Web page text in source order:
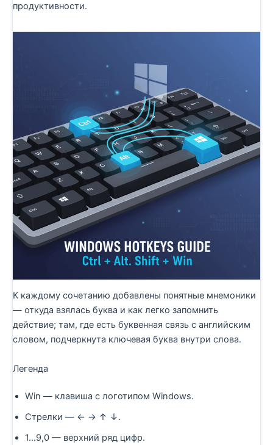
продуктивности.
К каждому сочетанию добавлены понятные мнемоники
— откуда взялась буква и как легко запомнить
действие; там, где есть буквенная связь с английским
словом, подчеркнута ключевая буква внутри слова.
Легенда
Win — клавиша с логотипом Windows.
Стрелки — ← → ↑ ↓.
1…9,0 — верхний ряд цифр.